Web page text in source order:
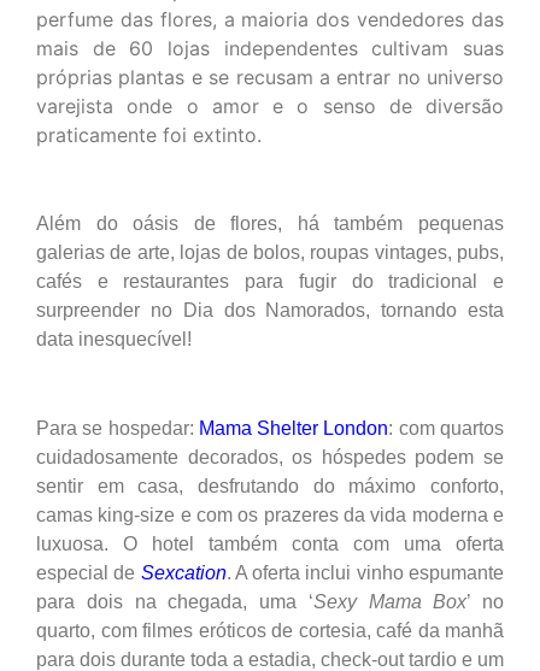
perfume das flores, a maioria dos vendedores das
mais de 60 lojas independentes cultivam suas
próprias plantas e se recusam a entrar no universo
varejista onde o amor e o senso de diversão
praticamente foi extinto.
Além do oásis de flores, há também pequenas
galerias de arte, lojas de bolos, roupas vintages, pubs,
cafés e restaurantes para fugir do tradicional e
surpreender no Dia dos Namorados, tornando esta
data inesquecível!
Para se hospedar: Mama Shelter London: com quartos
cuidadosamente decorados, os hóspedes podem se
sentir em casa, desfrutando do máximo conforto,
camas king-size e com os prazeres da vida moderna e
luxuosa. O hotel também conta com uma oferta
especial de Sexcation. A oferta inclui vinho espumante
para dois na chegada, uma ‘Sexy Mama Box’ no
quarto, com filmes eróticos de cortesia, café da manhã
para dois durante toda a estadia, check-out tardio e um